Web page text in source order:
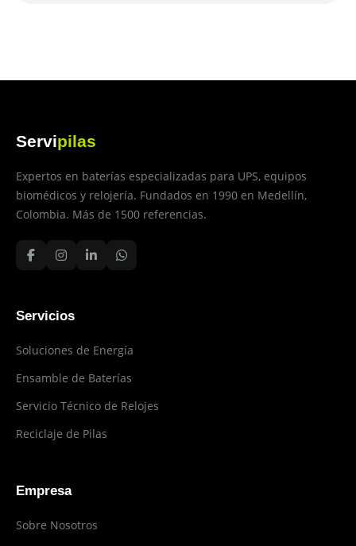
Servipilas
Expertos en baterías especializadas para UPS, equipos
biomédicos y relojería. Fundados en 1990 en Medellín,
Colombia. Más de 1500 referencias.
Servicios
Soluciones de Energía
Ensamble de Baterías
Servicio Técnico de Relojes
Reciclaje de Pilas
Empresa
Sobre Nosotros